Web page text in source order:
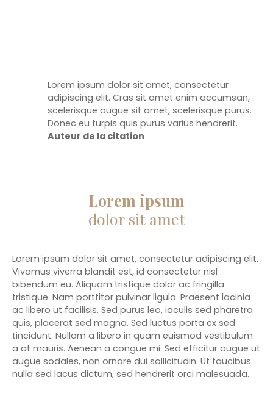
Lorem ipsum dolor sit amet, consectetur
adipiscing elit. Cras sit amet enim accumsan,
scelerisque augue sit amet, scelerisque purus.
Donec eu turpis quis purus varius hendrerit.
Auteur de la citation
Lorem ipsum
dolor sit amet
Lorem ipsum dolor sit amet, consectetur adipiscing elit.
Vivamus viverra blandit est, id consectetur nisl
bibendum eu. Aliquam tristique dolor ac fringilla
tristique. Nam porttitor pulvinar ligula. Praesent lacinia
ac libero ut facilisis. Sed purus leo, iaculis sed pharetra
quis, placerat sed magna. Sed luctus porta ex sed
tincidunt. Nullam a libero in quam euismod vestibulum
a at mauris. Aenean a congue mi. Sed efficitur augue ut
augue sodales, non ornare dui sollicitudin. Ut faucibus
nulla sed lacus dictum, sed hendrerit orci malesuada.